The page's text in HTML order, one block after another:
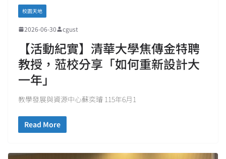
校園天地
2026-06-30 cgust
【活動紀實】清華大學焦傳金特聘
教授，蒞校分享「如何重新設計大
一年」
教學發展與資源中心蘇奕璿 115年6月1
Read More